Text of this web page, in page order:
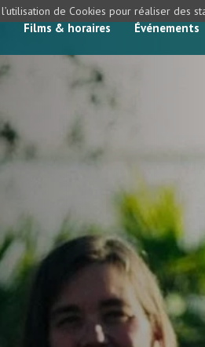
Films & horaires Événements
de Cookies pour réaliser des